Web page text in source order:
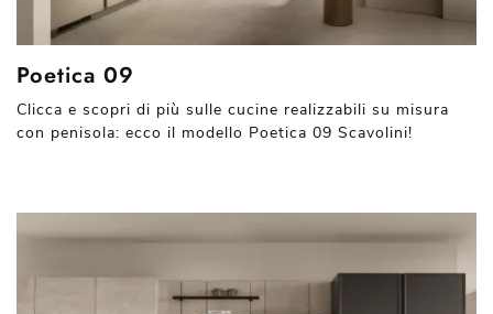
Poetica 09
Clicca e scopri di più sulle cucine realizzabili su misura
con penisola: ecco il modello Poetica 09 Scavolini!